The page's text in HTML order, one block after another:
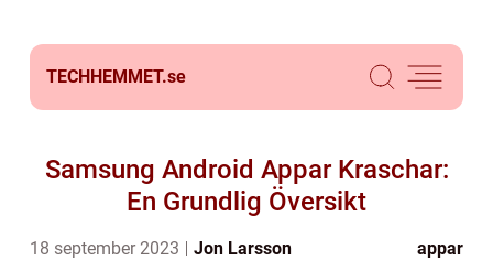
TECHHEMMET.se
Samsung Android Appar Kraschar:
En Grundlig Översikt
18 september 2023 Jon Larsson appar